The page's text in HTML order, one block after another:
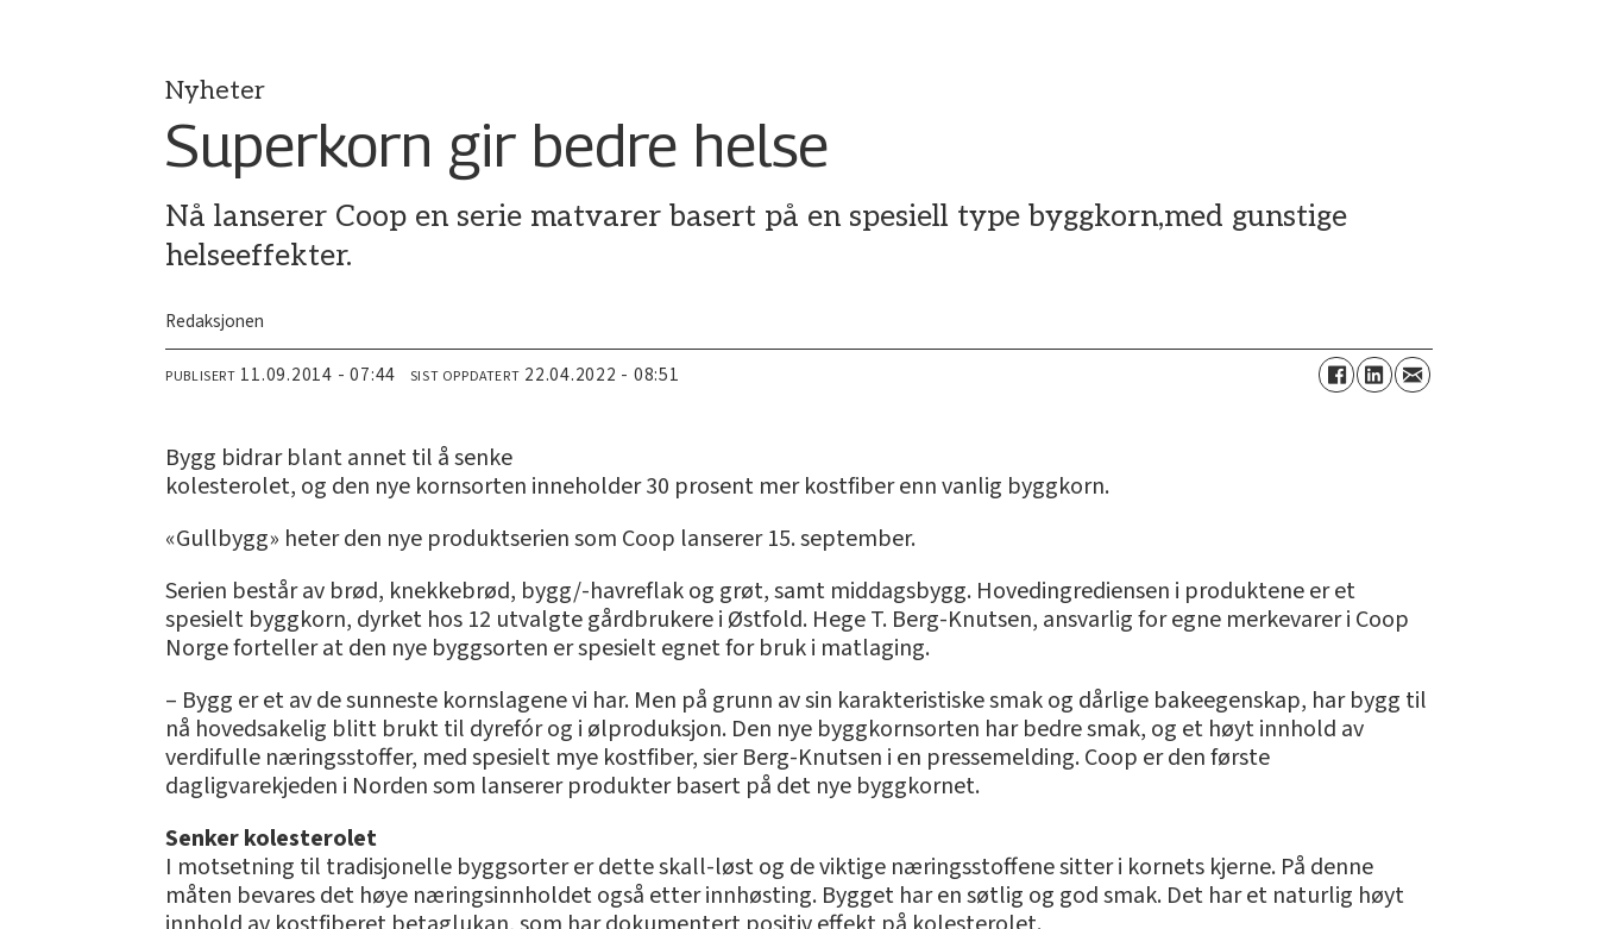
Nyheter
Superkorn gir bedre helse
Nå lanserer Coop en serie matvarer basert på en spesiell type byggkorn,med gunstige
helseeffekter.
Redaksjonen
PUBLISERT 11.09.2014 - 07:44 SIST OPPDATERT 22.04.2022 - 08:51
Bygg bidrar blant annet til å senke
kolesterolet, og den nye kornsorten inneholder 30 prosent mer kostfiber enn vanlig byggkorn.
«Gullbygg» heter den nye produktserien som Coop lanserer 15. september.
Serien består av brød, knekkebrød, bygg/-havreflak og grøt, samt middagsbygg. Hovedingrediensen i produktene er et
spesielt byggkorn, dyrket hos 12 utvalgte gårdbrukere i Østfold. Hege T. Berg-Knutsen, ansvarlig for egne merkevarer i Coop
Norge forteller at den nye byggsorten er spesielt egnet for bruk i matlaging.
– Bygg er et av de sunneste kornslagene vi har. Men på grunn av sin karakteristiske smak og dårlige bakeegenskap, har bygg til
nå hovedsakelig blitt brukt til dyrefór og i ølproduksjon. Den nye byggkornsorten har bedre smak, og et høyt innhold av
verdifulle næringsstoffer, med spesielt mye kostfiber, sier Berg-Knutsen i en pressemelding. Coop er den første
dagligvarekjeden i Norden som lanserer produkter basert på det nye byggkornet.
Senker kolesterolet
I motsetning til tradisjonelle byggsorter er dette skall-løst og de viktige næringsstoffene sitter i kornets kjerne. På denne
måten bevares det høye næringsinnholdet også etter innhøsting. Bygget har en søtlig og god smak. Det har et naturlig høyt